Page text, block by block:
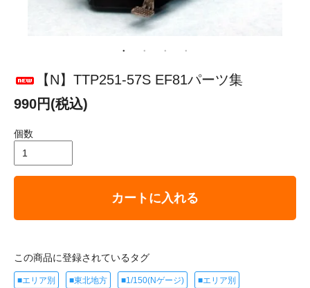
【N】TTP251-57S EF81パーツ集
990円(税込)
個数
カートに入れる
この商品に登録されているタグ
■エリア別 ■東北地方 ■1/150(Nゲージ) ■エリア別